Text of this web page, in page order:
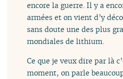
encore la guerre. Il y a
armées et on vient d’y
sans doute une des plus
mondiales de lithium.
Ce que je veux dire par là
moment, on parle